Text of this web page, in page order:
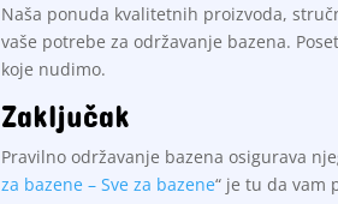
Naša ponuda kvalitetnih proizvoda,
vaše potrebe za održavanje bazena.
koje nudimo.
Zaključak
Pravilno održavanje bazena osigurava
za bazene – Sve za bazene“ je tu da vam